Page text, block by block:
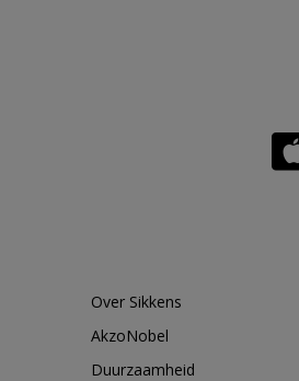
Over Sikkens
AkzoNobel
Duurzaamheid